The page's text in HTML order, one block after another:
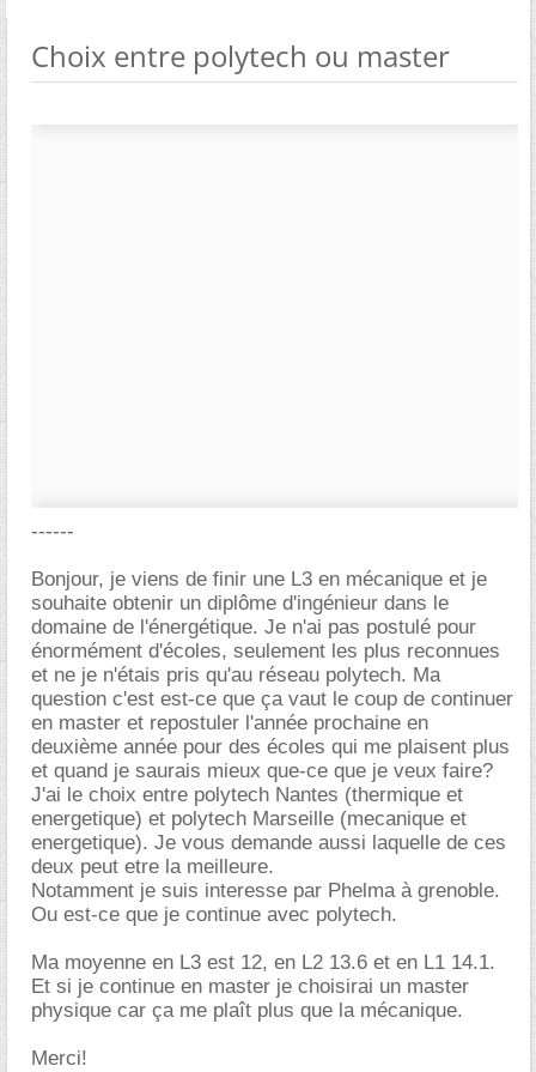
Choix entre polytech ou master
------
Bonjour, je viens de finir une L3 en mécanique et je
souhaite obtenir un diplôme d'ingénieur dans le
domaine de l'énergétique. Je n'ai pas postulé pour
énormément d'écoles, seulement les plus reconnues
et ne je n'étais pris qu'au réseau polytech. Ma
question c'est est-ce que ça vaut le coup de continuer
en master et repostuler l'année prochaine en
deuxième année pour des écoles qui me plaisent plus
et quand je saurais mieux que-ce que je veux faire?
J'ai le choix entre polytech Nantes (thermique et
energetique) et polytech Marseille (mecanique et
energetique). Je vous demande aussi laquelle de ces
deux peut etre la meilleure.
Notamment je suis interesse par Phelma à grenoble.
Ou est-ce que je continue avec polytech.
Ma moyenne en L3 est 12, en L2 13.6 et en L1 14.1.
Et si je continue en master je choisirai un master
physique car ça me plaît plus que la mécanique.
Merci!